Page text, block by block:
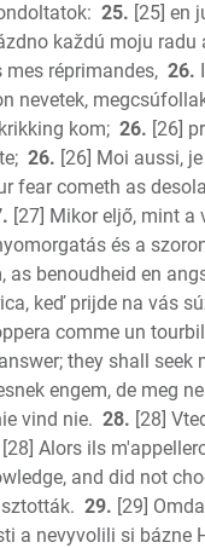
25. [25] en
každú moju
réprimandes, 26.
nevetek,
kom; 26. [26]
26. [26] Moi aussi,
fear cometh as
[27] Mikor eljő, mint a
és a
benoudheid en
keď prijde na vás
comme un
they shall seek
engem, de meg
vind nie. 28. [28]
[28] Alors ils
and did not
29. [29]
a nevyvolili si bázne